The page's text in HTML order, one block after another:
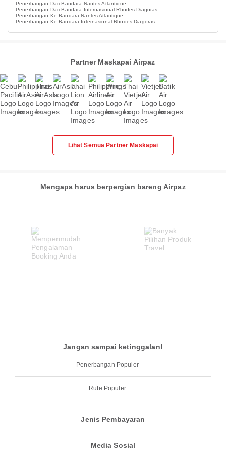
Penerbangan Dari Bandara Nantes Atlantique
Penerbangan Dari Bandara Internasional Rhodes Diagoras
Penerbangan Ke Bandara Nantes Atlantique
Penerbangan Ke Bandara Internasional Rhodes Diagoras
Partner Maskapai Airpaz
Lihat Semua Partner Maskapai
Mengapa harus berpergian bareng Airpaz
Jangan sampai ketinggalan!
Penerbangan Populer
Rute Populer
Jenis Pembayaran
Media Sosial